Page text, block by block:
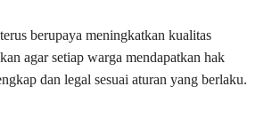
berupaya meningkatkan kualitas
agar setiap warga mendapatkan hak
dan legal sesuai aturan yang berlaku.